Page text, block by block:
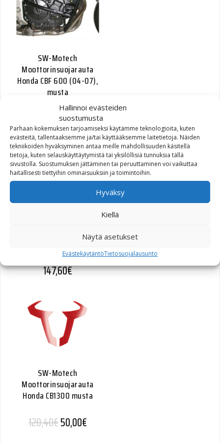
Hallinnoi evästeiden
suostumusta
Parhaan kokemuksen tarjoamiseksi käytämme teknologioita, kuten
evästeitä, tallentaaksemme ja/tai käyttääksemme laitetietoja. Näiden
tekniikoiden hyväksyminen antaa meille mahdollisuuden käsitellä
tietoja, kuten selauskäyttäytymistä tai yksilöllisiä tunnuksia tällä
sivustolla. Suostumuksen jättäminen tai peruuttaminen voi vaikuttaa
haitallisesti tiettyihin ominaisuuksiin ja toimintoihin.
Hyväksy
Kiellä
Näytä asetukset
EvästekäytäntöTietosuojalausunto
SW-Motech
Moottorinsuojarauta
Honda CBF 600 (04-07),
musta
170,00€
Moottorinsuojarauta BMW
F800S/F800R musta
147,60€
SW-Motech
Moottorinsuojarauta
Honda CB1300 musta
120,40€Alkuperäinen hinta oli: 120,40€.
50,00€